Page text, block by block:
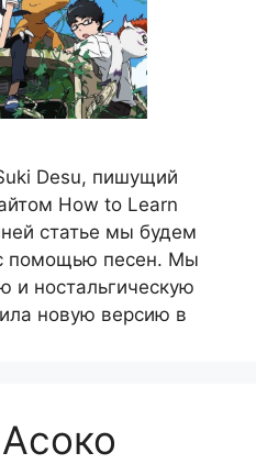
Desu, пишущий
How to Learn
статье мы будем
помощью песен. Мы
и ностальгическую
новую версию в